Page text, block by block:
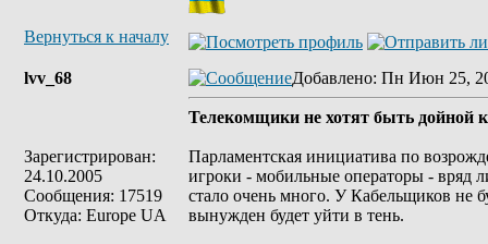
Вернуться к началу
lvv_68
Зарегистрирован:
24.10.2005
Сообщения: 17519
Откуда: Europe UA
Добавлено: Пн Июн 25,
Телекомщики не хотят быть дойной
Парламентская инициатива по
игроки - мобильные операторы - вряд
стало очень много. У Кабельщиков не
вынужден будет уйти в тень.